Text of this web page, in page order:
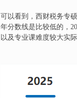
可以看到，西财税务专
年分数线是比较低的，
以及专业课难度较大实